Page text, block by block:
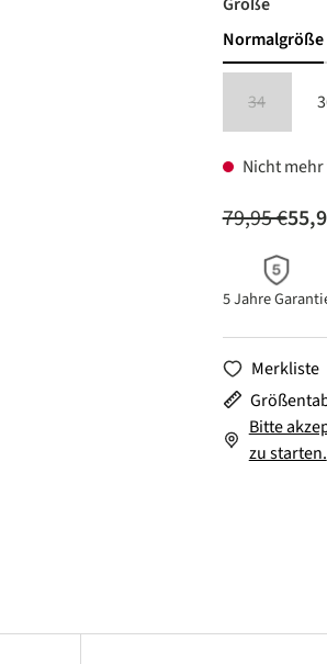
Normalgröße
34(Diese
Nicht
79,95 €
5 Jahre
Merkliste
Bitte
zu starten.